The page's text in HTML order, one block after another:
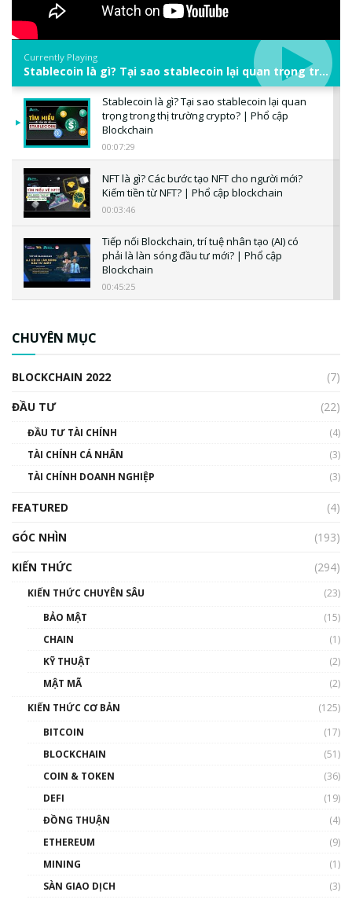
Currently Playing
Stablecoin là gì? Tại sao stablecoin lại quan trọng trong thị trường crypto? | Phổ cập Blockchain
Stablecoin là gì? Tại sao stablecoin lại quan
trọng trong thị trường crypto? | Phổ cập
Blockchain
00:07:29
NFT là gì? Các bước tạo NFT cho người mới?
Kiếm tiền từ NFT? | Phổ cập blockchain
00:03:46
Tiếp nối Blockchain, trí tuệ nhân tạo (AI) có
phải là làn sóng đầu tư mới? | Phổ cập
Blockchain
00:45:25
00:02:14
Nhìn lại năm 2022: Những sự kiện ảnh hưởng
đến hệ sinh thái tiền mã hoá | Phổ cập
00:43:47
như thể nào?
00:39:31
Phổ cập Blockchain
thống & Crypto qua các cuộc chiến | Phổ cập
CHUYÊN MỤC
BLOCKCHAIN 2022
(7)
ĐẦU TƯ
(22)
ĐẦU TƯ TÀI CHÍNH
(4)
TÀI CHÍNH CÁ NHÂN
(3)
TÀI CHÍNH DOANH NGHIỆP
(3)
FEATURED
(4)
GÓC NHÌN
(193)
KIẾN THỨC
(294)
KIẾN THỨC CHUYÊN SÂU
(23)
BẢO MẬT
(15)
CHAIN
(1)
KỸ THUẬT
(2)
MẬT MÃ
(2)
KIẾN THỨC CƠ BẢN
(125)
BITCOIN
(17)
BLOCKCHAIN
(51)
COIN & TOKEN
(36)
DEFI
(19)
ĐỒNG THUẬN
(4)
ETHEREUM
(9)
MINING
(1)
SÀN GIAO DỊCH
(3)